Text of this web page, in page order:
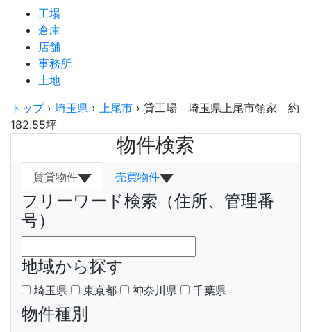
工場
倉庫
店舗
事務所
土地
トップ› 埼玉県 › 上尾市 › 貸工場 埼玉県上尾市領家 約
182.55坪
物件検索
賃貸物件 売買物件
フリーワード検索（住所、管理番
号）
地域から探す
埼玉県 東京都 神奈川県 千葉県
物件種別